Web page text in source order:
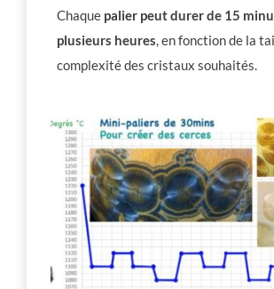
Chaque palier peut durer de 15
plusieurs heures, en fonction de la
complexité des cristaux souhaités.